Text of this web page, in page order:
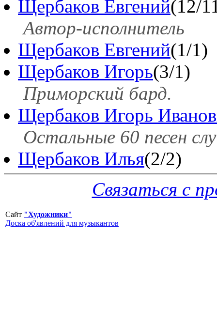
Щербаков Евгений(12/
Автор-исполнитель
Щербаков Евгений(1/1)
Щербаков Игорь(3/1)
Приморский бард.
Щербаков Игорь
Остальные 60 песен
Щербаков Илья(2/2)
Связаться с
Сайт "Художники"
Доска об'явлений для музыкантов